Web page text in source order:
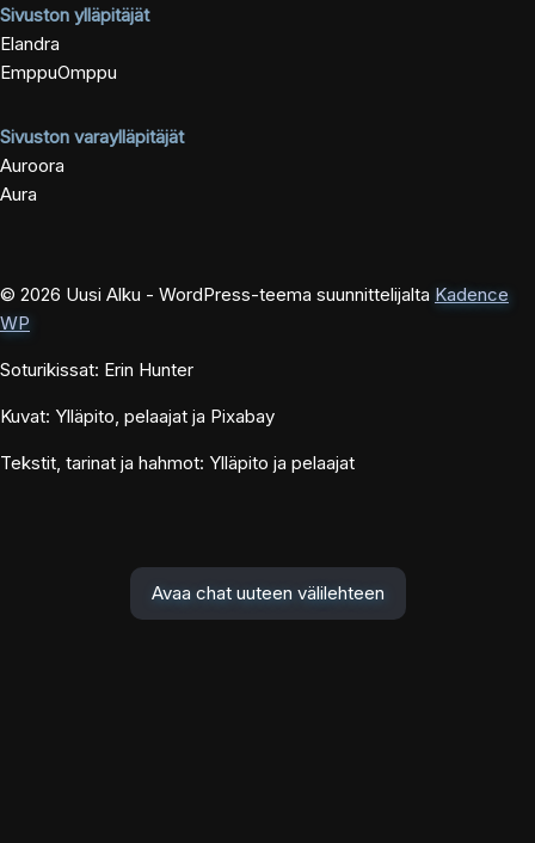
Sivuston ylläpitäjät
Elandra
EmppuOmppu
Sivuston varaylläpitäjät
Auroora
Aura
© 2026 Uusi Alku - WordPress-teema suunnittelijalta Kadence
WP
Soturikissat: Erin Hunter
Kuvat: Ylläpito, pelaajat ja Pixabay
Tekstit, tarinat ja hahmot: Ylläpito ja pelaajat
Avaa chat uuteen välilehteen